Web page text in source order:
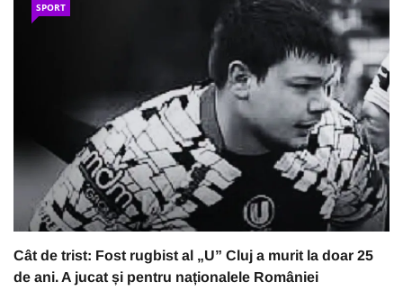
SPORT
Cât de trist: Fost rugbist al „U” Cluj a murit la doar 25
de ani. A jucat și pentru naționalele României